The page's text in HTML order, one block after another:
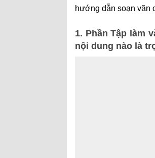
hướng dẫn soạn văn
1. Phần Tập làm
nội dung nào là